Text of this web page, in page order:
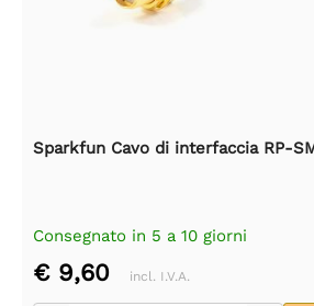
Sparkfun Cavo di interfaccia RP-
Consegnato in 5 a 10 giorni
€ 9,60 incl. I.V.A.